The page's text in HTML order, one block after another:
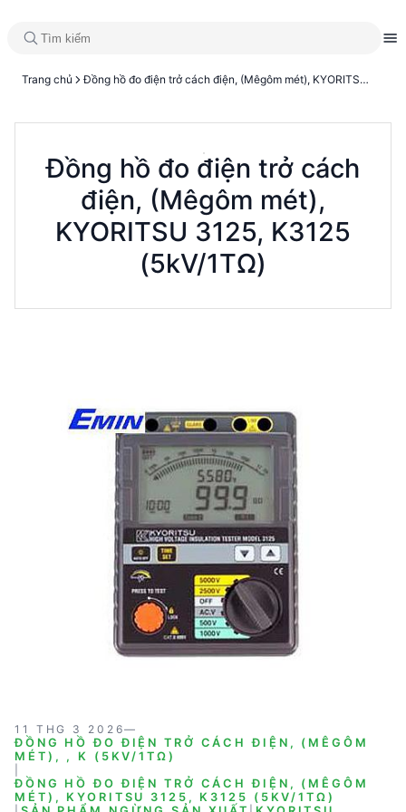
Trang chủ Đồng hồ đo điện trở cách điện, (Mêgôm mét), KYORITSU 3125, K3125 (5kV/1TΩ)
Đồng hồ đo điện trở cách
điện, (Mêgôm mét),
KYORITSU 3125, K3125
(5kV/1TΩ)
11 THG 3 2026—
ĐỒNG HỒ ĐO ĐIỆN TRỞ CÁCH ĐIỆN, (MÊGÔM
MÉT), , K (5KV/1TΩ)
ĐỒNG HỒ ĐO ĐIỆN TRỞ CÁCH ĐIỆN, (MÊGÔM
MÉT), KYORITSU 3125, K3125 (5KV/1TΩ)